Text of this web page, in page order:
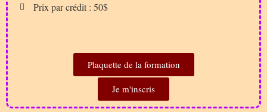
Prix par crédit : 50$
Plaquette de la formation
Je m'inscris